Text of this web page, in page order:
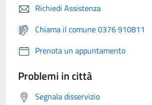
Richiedi Assistenza
Chiama il comune 0376 910811
Prenota un appuntamento
Problemi in città
Segnala disservizio